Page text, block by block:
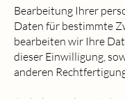
Bearbeitung Ihrer
Daten für bestimmte
bearbeiten wir Ihre
dieser Einwilligung,
anderen